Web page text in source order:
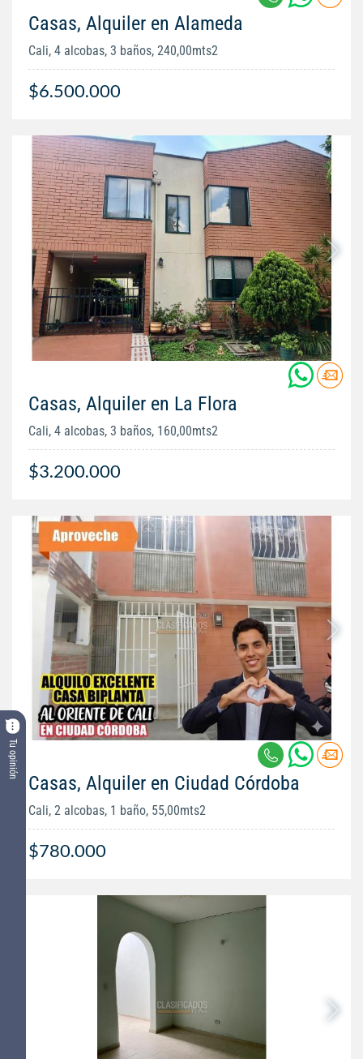
Tu opinión
Casas, Alquiler en Alameda
Cali, 4 alcobas, 3 baños, 240,00mts2
$6.500.000
Casas, Alquiler en La Flora
Cali, 4 alcobas, 3 baños, 160,00mts2
$3.200.000
Casas, Alquiler en Ciudad Córdoba
Cali, 2 alcobas, 1 baño, 55,00mts2
$780.000